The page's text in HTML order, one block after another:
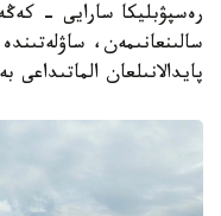
رەسپۋبليكا سارايى -
سالىنعانىمەن،
پايدالانىلعان